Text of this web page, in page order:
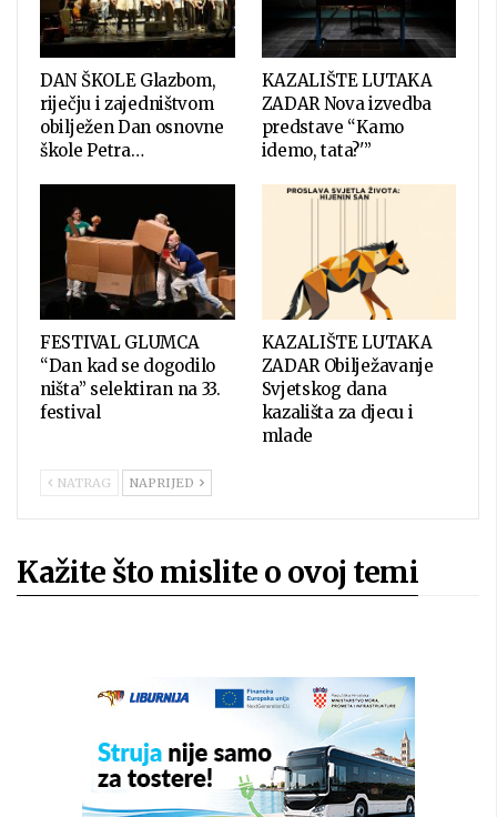
DAN ŠKOLE Glazbom,
riječju i zajedništvom
obilježen Dan osnovne
škole Petra…
KAZALIŠTE LUTAKA
ZADAR Nova izvedba
predstave “Kamo
idemo, tata?'”
FESTIVAL GLUMCA
“Dan kad se dogodilo
ništa” selektiran na 33.
festival
KAZALIŠTE LUTAKA
ZADAR Obilježavanje
Svjetskog dana
kazališta za djecu i
mlade
NATRAG NAPRIJED
Kažite što mislite o ovoj temi